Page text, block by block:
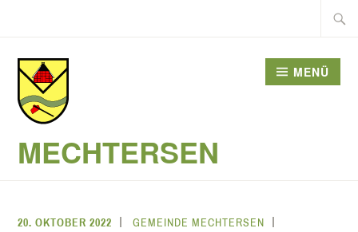
springen
Suche
MECHTERSEN
MENÜ
20. OKTOBER 2022
GEMEINDE MECHTERSEN